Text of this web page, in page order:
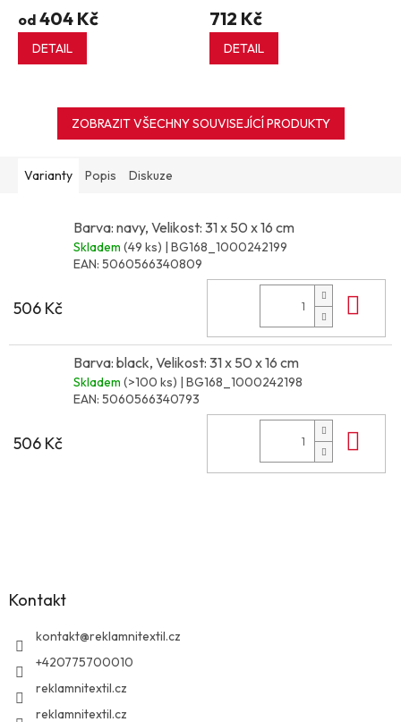
od 404 Kč
DETAIL
712 Kč
DETAIL
ZOBRAZIT VŠECHNY SOUVISEJÍCÍ PRODUKTY
Varianty Popis Diskuze
Barva: navy, Velikost: 31 x 50 x 16 cm
Skladem (49 ks) | BG168_1000242199
EAN: 5060566340809
506 Kč
Barva: black, Velikost: 31 x 50 x 16 cm
Skladem (>100 ks) | BG168_1000242198
EAN: 5060566340793
506 Kč
Kontakt
kontakt@reklamnitextil.cz
+420775700010
reklamnitextil.cz
reklamnitextil.cz